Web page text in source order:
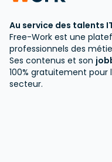
Au service des talents
Free-Work est une
professionnels des
Ses contenus et son
100% gratuitement pour
secteur.